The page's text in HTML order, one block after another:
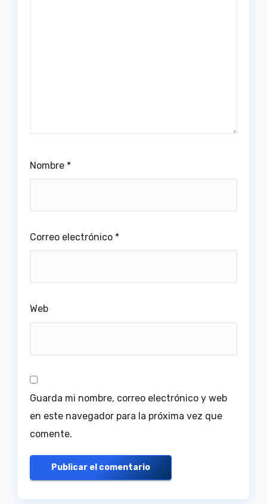
Nombre *
Correo electrónico *
Web
Guarda mi nombre, correo electrónico y web
en este navegador para la próxima vez que
comente.